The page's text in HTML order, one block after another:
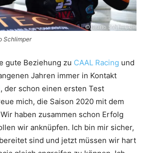
Schlimper
gute Beziehung zu CAAL Racing und
Jahren immer in Kontakt
, der schon einen ersten Test
mich, die Saison 2020 mit dem
haben zusammen schon Erfolg
wir anknüpfen. Ich bin mir sicher,
sind und jetzt müssen wir hart